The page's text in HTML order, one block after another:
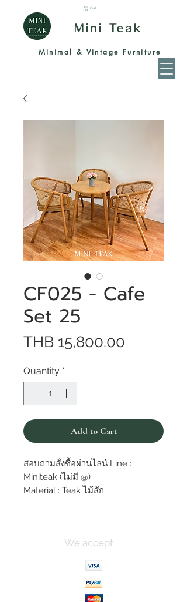
Mini Teak
Minimal & Vintage Furniture
Cart
CF025 - Cafe
Set 25
THB 15,800.00
Quantity *
Add to Cart
สอบถามสั่งซื้อผ่านไลน์ Line :
Miniteak (ไม่มี @)
Material : Teak ไม้สัก
We accept